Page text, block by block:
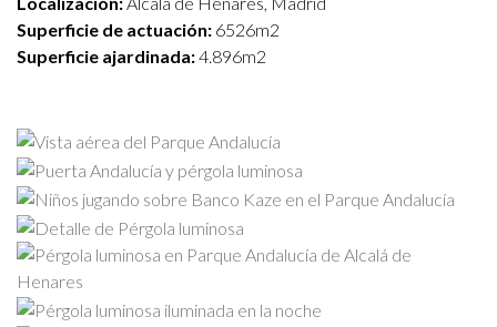
PAISAJE, IDENTIDAD Y
Más allá de proporcionar estos espacios vegetales al aire
libre, el parque queda vinculado al tejido histórico para
recuperar su identidad. Así, se potencian dos elementos que
versan sobre su origen: el Río Henares y la Puerta Andalucía.
Para el primero de ellos, y como elemento integrador de toda
la propuesta, se diseña una pérgola luminosa elevada que,
sinuosamente, va recorriendo todo el parque asemejándose
al curso del río Henares. Esta iluminación se concibe como un
Superficie de actuación: 6526m2
Superficie ajardinada:4.896m2